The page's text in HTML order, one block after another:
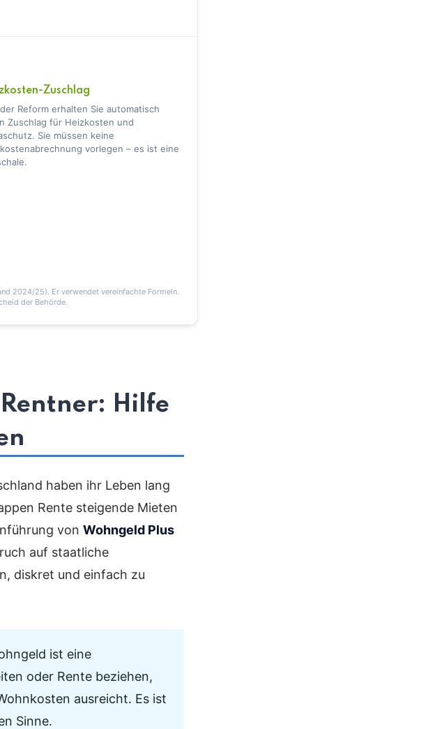
Zuschlag
Reform erhalten Sie automatisch
Zuschlag für Heizkosten und
Sie müssen keine
vorlegen – es ist eine
2024/25). Er verwendet vereinfachte Formeln.
der Behörde.
Hilfe
haben ihr Leben lang
Rente steigende Mieten
von Wohngeld Plus
auf staatliche
diskret und einfach zu
ist eine
oder Rente beziehen,
ausreicht. Es ist
Sinne.